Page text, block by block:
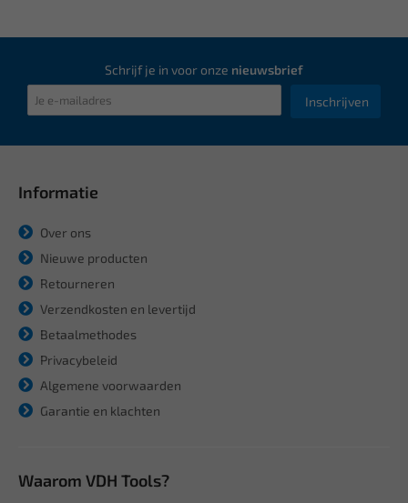
Schrijf je in voor onze nieuwsbrief
Inschrijven
Informatie
Over ons
Nieuwe producten
Retourneren
Verzendkosten en levertijd
Betaalmethodes
Privacybeleid
Algemene voorwaarden
Garantie en klachten
Waarom VDH Tools?